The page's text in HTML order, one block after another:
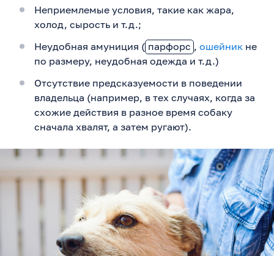
Неприемлемые условия, такие как жара,
холод, сырость и т.д.;
Неудобная амуниция ( парфорс , ошейник не
по размеру, неудобная одежда и т.д.)
Отсутствие предсказуемости в поведении
владельца (например, в тех случаях, когда за
схожие действия в разное время собаку
сначала хвалят, а затем ругают).